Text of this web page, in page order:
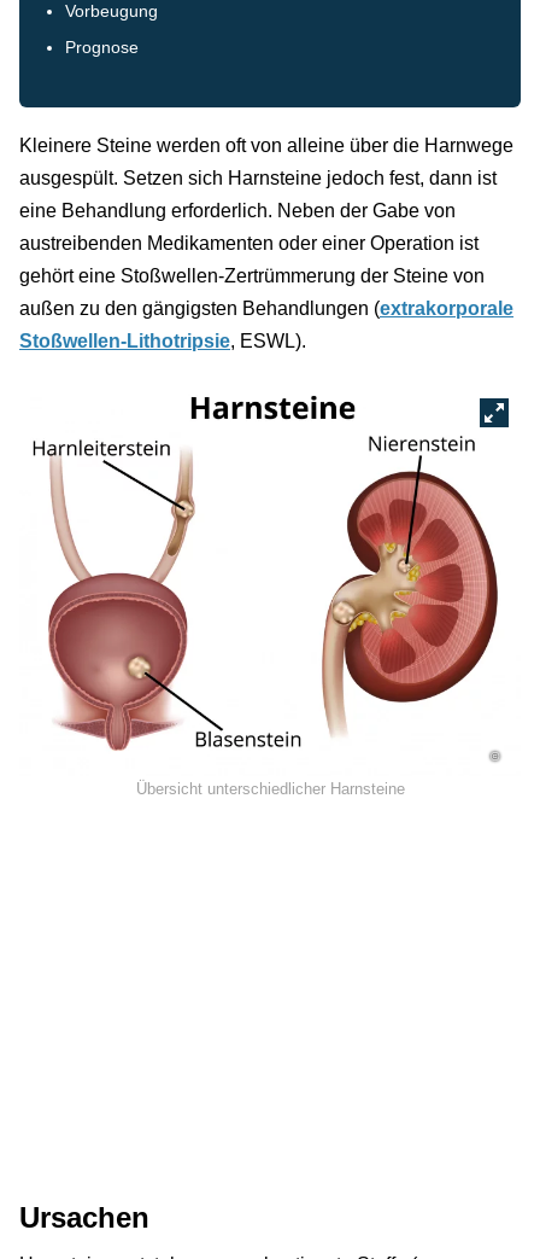
Vorbeugung
Prognose
Kleinere Steine werden oft von alleine über die Harnwege
ausgespült. Setzen sich Harnsteine jedoch fest, dann ist
eine Behandlung erforderlich. Neben der Gabe von
austreibenden Medikamenten oder einer Operation ist
gehört eine Stoßwellen-Zertrümmerung der Steine von
außen zu den gängigsten Behandlungen (extrakorporale
Stoßwellen-Lithotripsie, ESWL).
©
Übersicht unterschiedlicher Harnsteine
Ursachen